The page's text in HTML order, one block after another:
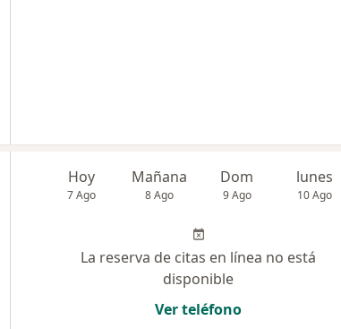
Hoy
7 Ago
Mañana
8 Ago
Dom
9 Ago
lunes
10 Ago
La reserva de citas en línea no está
disponible
Ver teléfono